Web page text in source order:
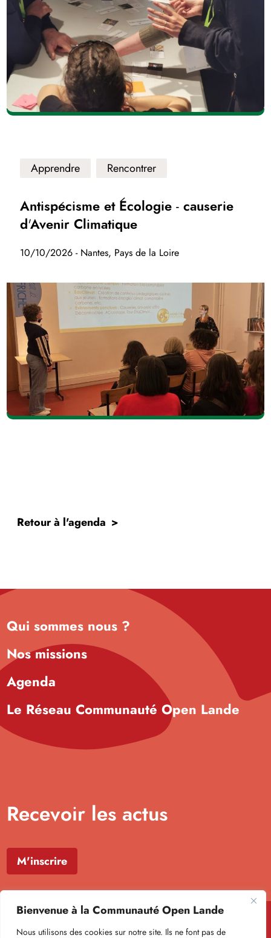
Bienvenue à la Communauté Open Lande
Nous utilisons des cookies sur notre site. Ils ne font pas de
Apprendre Rencontrer
Antispécisme et Écologie - causerie
d'Avenir Climatique
10/10/2026 - Nantes, Pays de la Loire
Retour à l'agenda
Qui sommes nous ?
Nos missions
Agenda
Le Réseau Communauté Open Lande
Recevoir les actus
M'inscrire